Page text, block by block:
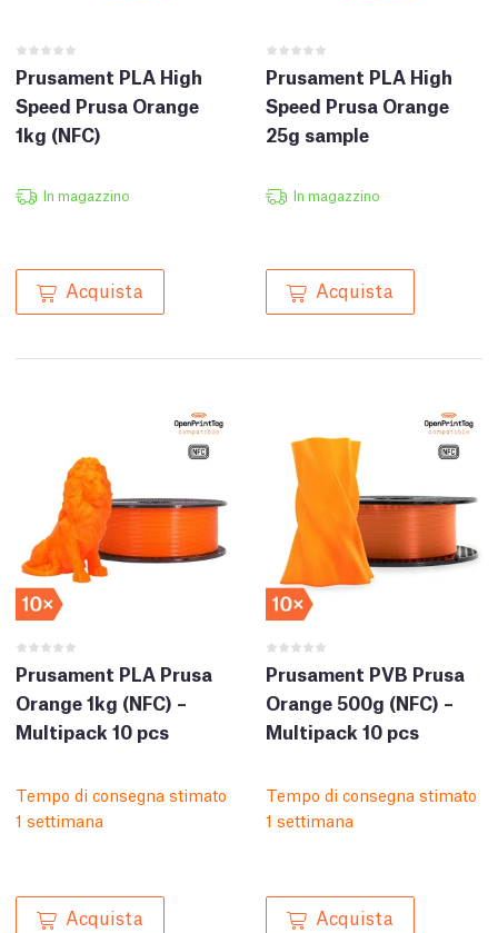
Prusament PLA High
Speed Prusa Orange
1kg (NFC)
In magazzino
Acquista
Prusament PLA High
Speed Prusa Orange
25g sample
In magazzino
Acquista
Prusament PLA Prusa
Orange 1kg (NFC) –
Multipack 10 pcs
Tempo di consegna stimato
1 settimana
Acquista
Prusament PVB Prusa
Orange 500g (NFC) –
Multipack 10 pcs
Tempo di consegna stimato
1 settimana
Acquista